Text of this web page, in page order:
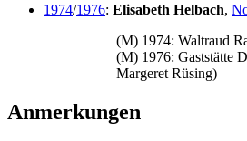
1974/1976: Elisabeth Helbach,
(M) 1974: Waltraud
(M) 1976: Gaststätte
Margeret Rüsing)
Anmerkungen